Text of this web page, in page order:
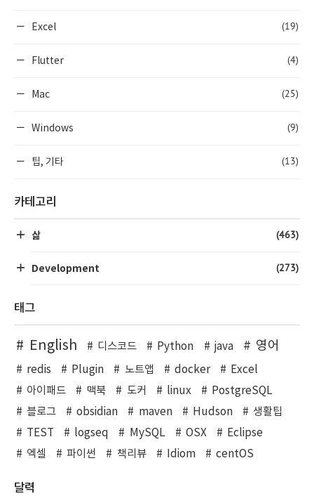
Excel (19)
Flutter (4)
Mac (25)
Windows (9)
팁, 기타 (13)
카테고리
삶 (463)
Development (273)
태그
English 디스코드 Python java 영어
redis Plugin 노트앱 docker
Excel
아이패드
맥북 도커 linux
PostgreSQL
블로그
obsidian maven Hudson
생활팁
TEST
logseq MySQL OSX
Eclipse
엑셀
파이썬 책리뷰 Idiom centOS
달력